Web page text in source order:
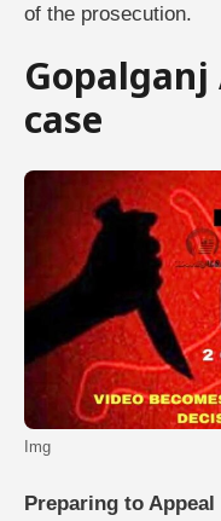
of the prosecution.
case
Img
Preparing to